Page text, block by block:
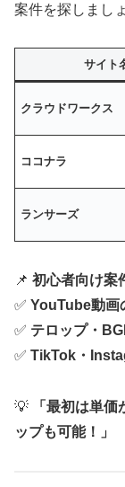
案件を探しまし
サイト
クラウドワークス
ココナラ
ランサーズ
📌 初心者向け案
✅ YouTube動画
✅ テロップ・
✅ TikTok・
💡
「最初は単
ップも可能！」